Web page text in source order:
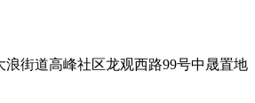
街道高峰社区龙观西路99号中晟置地